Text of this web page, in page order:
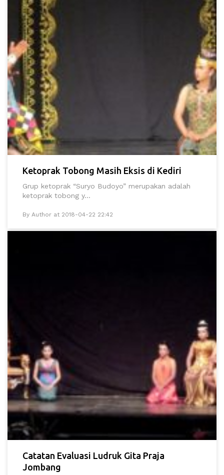
Ketoprak Tobong Masih Eksis di Kediri
Grup ketoprak “Suryo Budoyo” merupakan adalah
ketoprak tobong y...
By Author at 2018-04-22 22:42
Catatan Evaluasi Ludruk Gita Praja
Jombang